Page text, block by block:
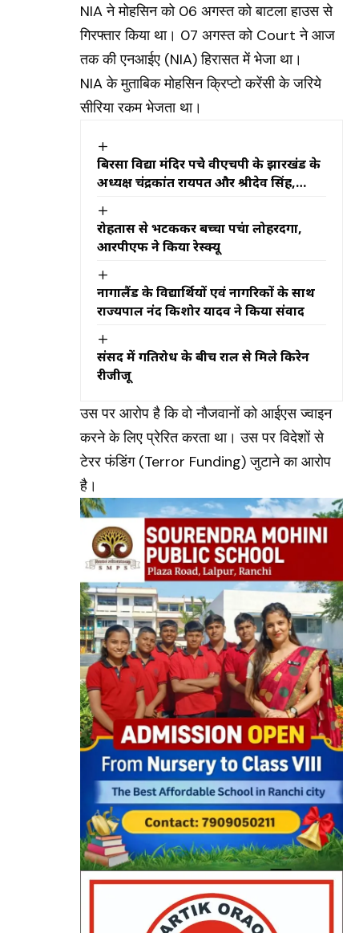
NIA ने मोहसिन को 06 अगस्त को बाटला हाउस से
गिरफ्तार किया था। 07 अगस्त को Court ने आज
तक की एनआईए (NIA) हिरासत में भेजा था।
NIA के मुताबिक मोहसिन क्रिप्टो करेंसी के जरिये
सीरिया रकम भेजता था।
बिरसा विद्या मंदिर पहुंचे वीएचपी के झारखंड के
अध्यक्ष चंद्रकांत रायपत और श्रीदेव सिंह,
जानकारी
रोहतास से भटककर बच्चा पहुंचा लोहरदगा,
आरपीएफ ने किया रेस्क्यू
नागालैंड के विद्यार्थियों एवं नागरिकों के साथ
राज्यपाल नंद किशोर यादव ने किया संवाद
संसद में गतिरोध के बीच राहुल से मिले किरेन
रीजीजू
उस पर आरोप है कि वो नौजवानों को आईएस ज्वाइन
करने के लिए प्रेरित करता था। उस पर विदेशों से
टेरर फंडिंग (Terror Funding)जुटाने का आरोप
है।